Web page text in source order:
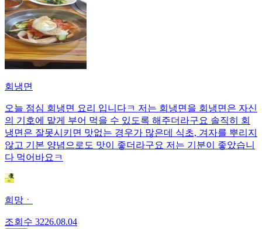
회냉면
오늘 점심 회냉면 요리 입니다ㅋ 저는 회냉면을 회냉면은 자신
의 기호에 맡게 부어 먹을 수 있도록 해주더라구요 솔직히 회
냉면은 잘못시키면 맛없는 경우가 많은데 식초, 겨자를 뿌리지
않고 기본 양념으로도 맛이 좋더라구요 저는 기분이 좋았습니
다 먹어바요ㅋ
희망ㆍ
조회수 3226.08.04